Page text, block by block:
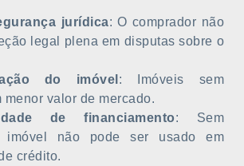
jurídica: O comprador não
legal plena em disputas sobre o
do imóvel : Imóveis sem
menor valor de mercado.
de financiamento: Sem
imóvel não pode ser usado em
crédito.